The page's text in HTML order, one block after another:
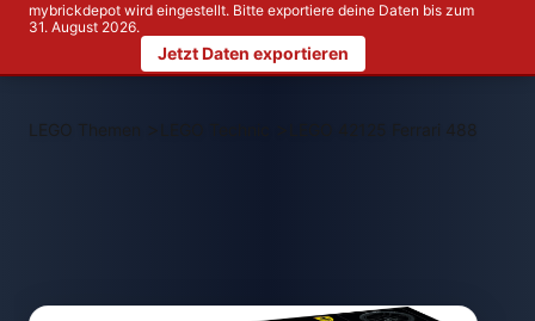
mybrickdepot wird eingestellt. Bitte exportiere deine Daten bis zum
31. August 2026.
Jetzt Daten exportieren
LEGO Themen > LEGO 42125 Ferrari 488 GTE